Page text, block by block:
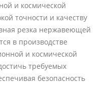
и космической
точности и качеству
резка нержавеющей
в производстве
и космической
требуемых
безопасность